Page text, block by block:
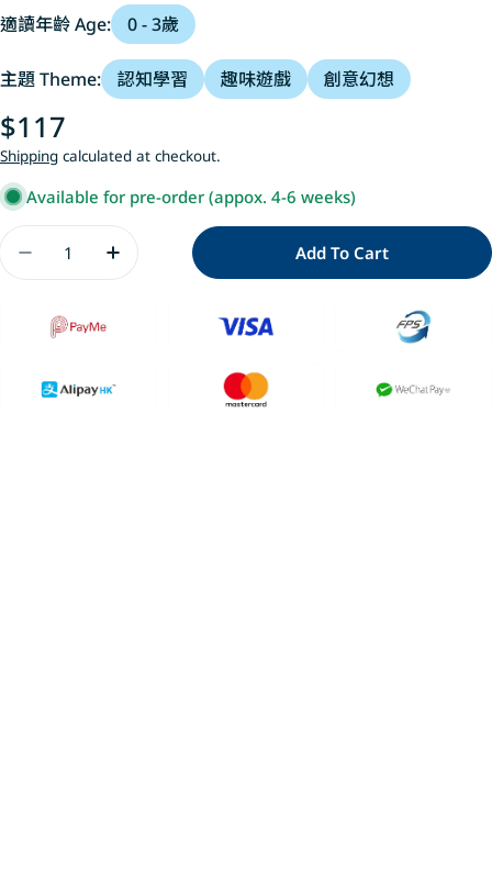
適讀年齡 Age: 0 - 3歲
主題 Theme: 認知學習 趣味遊戲 創意幻想
Regular
price
$117
Shipping calculated at checkout.
Available for pre-order (appox. 4-6 weeks)
Decrease Quantity For 動物模仿遊戲(日本亞馬遜
Increase Quantity For 動物模仿遊戲(日
Add To Cart